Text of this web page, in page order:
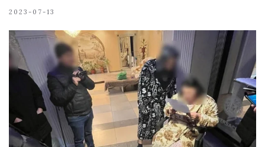
2023-07-13